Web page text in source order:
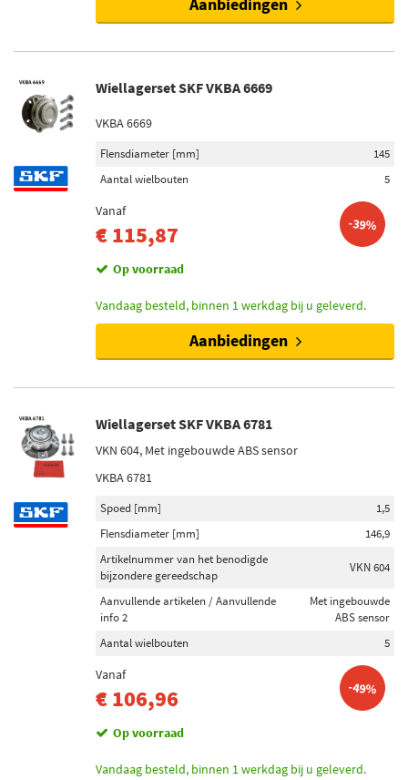
Wiellagerset SKF VKBA 6669
VKBA 6669
Flensdiameter [mm]
145
Aantal wielbouten
5
Vanaf
€ 115,87 -39%
Op voorraad
Vandaag besteld, binnen 1 werkdag bij u geleverd.
Aanbiedingen
Wiellagerset SKF VKBA 6781
VKN 604, Met ingebouwde ABS sensor
VKBA 6781
Spoed [mm]
1,5
Flensdiameter [mm]
146,9
Artikelnummer van het benodigde
bijzondere gereedschap
VKN 604
Aanvullende artikelen / Aanvullende
info 2
Met ingebouwde
ABS sensor
Aantal wielbouten
5
Vanaf
€ 106,96 -49%
Op voorraad
Vandaag besteld, binnen 1 werkdag bij u geleverd.